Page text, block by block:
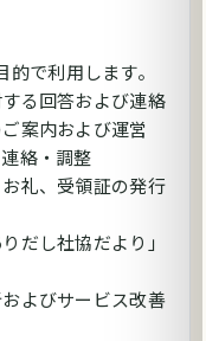
で利用します。
る回答および連絡
案内および運営
絡・調整
礼、受領証の発行
だし社協だより」
よびサービス改善